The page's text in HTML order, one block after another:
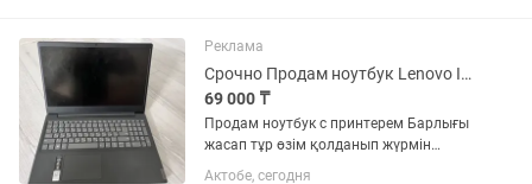
Реклама
Срочно Продам ноутбук Lenovo IdeaPad S145 вместе с принтером
69 000 ₸
Продам ноутбук с принтерем Барлығы
жасап тұр өзім қолданып жүрмін
зарядкасы бар Аламын десеңіз апарып
Актобе, сегодня